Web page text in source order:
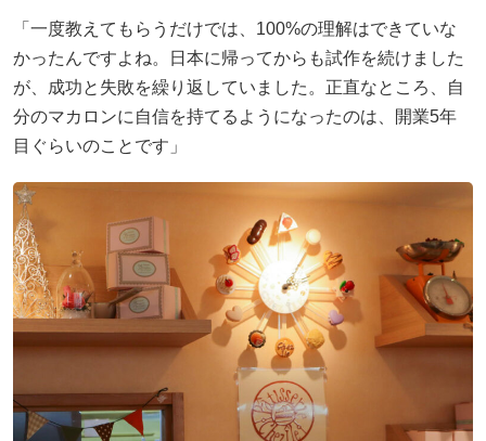
「一度教えてもらうだけでは、100%の理解はできていな
かったんですよね。日本に帰ってからも試作を続けました
が、成功と失敗を繰り返していました。正直なところ、自
分のマカロンに自信を持てるようになったのは、開業5年
目ぐらいのことです」